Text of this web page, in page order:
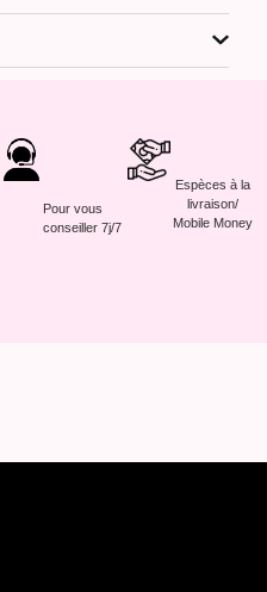
Pour vous
conseiller 7j/7
Espèces à la
livraison/
Mobile Money